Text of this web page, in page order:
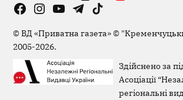
FacebookInstagram
YouTubeTelegramTikTok
©ВД «Приватна газета»©
2005-2026.
Здійснено за
Асоціації
регіональні